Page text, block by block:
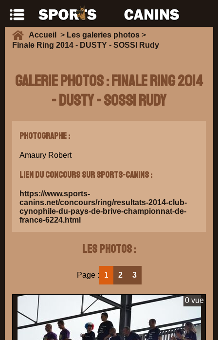
Accueil > Les galeries photos >
Finale Ring 2014 - DUSTY - SOSSI Rudy
Galerie Photos : Finale Ring 2014
- DUSTY - SOSSI Rudy
Photographe :
Amaury Robert
Lien du concours sur Sports-Canins :
https://www.sports-
canins.net/concours/ring/resultats-2014-club-
cynophile-du-pays-de-brive-championnat-de-
france-6224.html
Les photos :
Page : 1 2 3
0 vue